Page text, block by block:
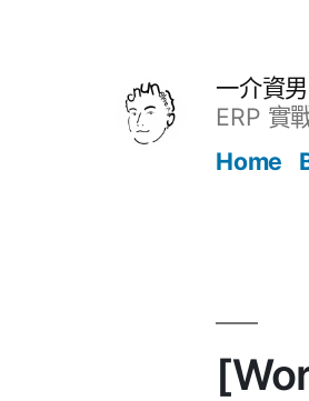
一介資男
ERP 實
Home